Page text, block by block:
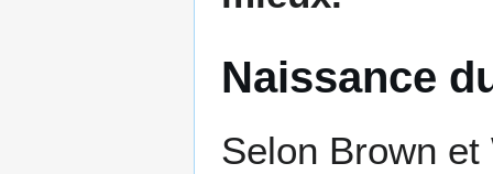
Naissance
Selon Brown et